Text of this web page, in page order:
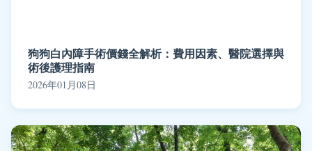
狗狗白內障手術價錢全解析：費用因素、醫院選擇與
術後護理指南
2026年01月08日